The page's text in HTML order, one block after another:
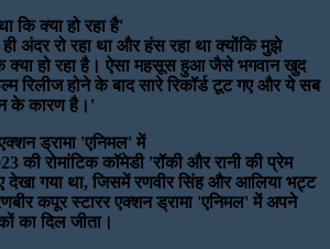
कि क्या हो रहा है'
अंदर रो रहा था और हंस रहा था क्योंकि मुझे
क्या हो रहा है। ऐसा महसूस हुआ जैसे भगवान खुद
रिलीज होने के बाद सारे रिकॉर्ड टूट गए और ये सब
के कारण है।'
ड्रामा 'एनिमल' में
की रोमांटिक कॉमेडी 'रॉकी और रानी की प्रेम
देखा गया था, जिसमें रणवीर सिंह और आलिया भट्ट
कपूर स्टारर एक्शन ड्रामा 'एनिमल' में अपने
का दिल जीता।